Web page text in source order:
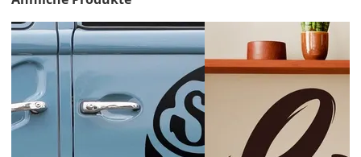
Bild
Lieferzeit